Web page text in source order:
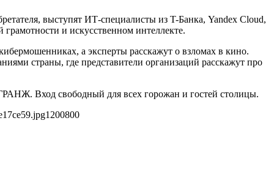
выступят ИТ-специалисты из T-Банка, Yandex Cloud,
и искусственном интеллекте.
а эксперты расскажут о взломах в кино.
страны, где представители организаций расскажут про
Вход свободный для всех горожан и гостей столицы.
1200800